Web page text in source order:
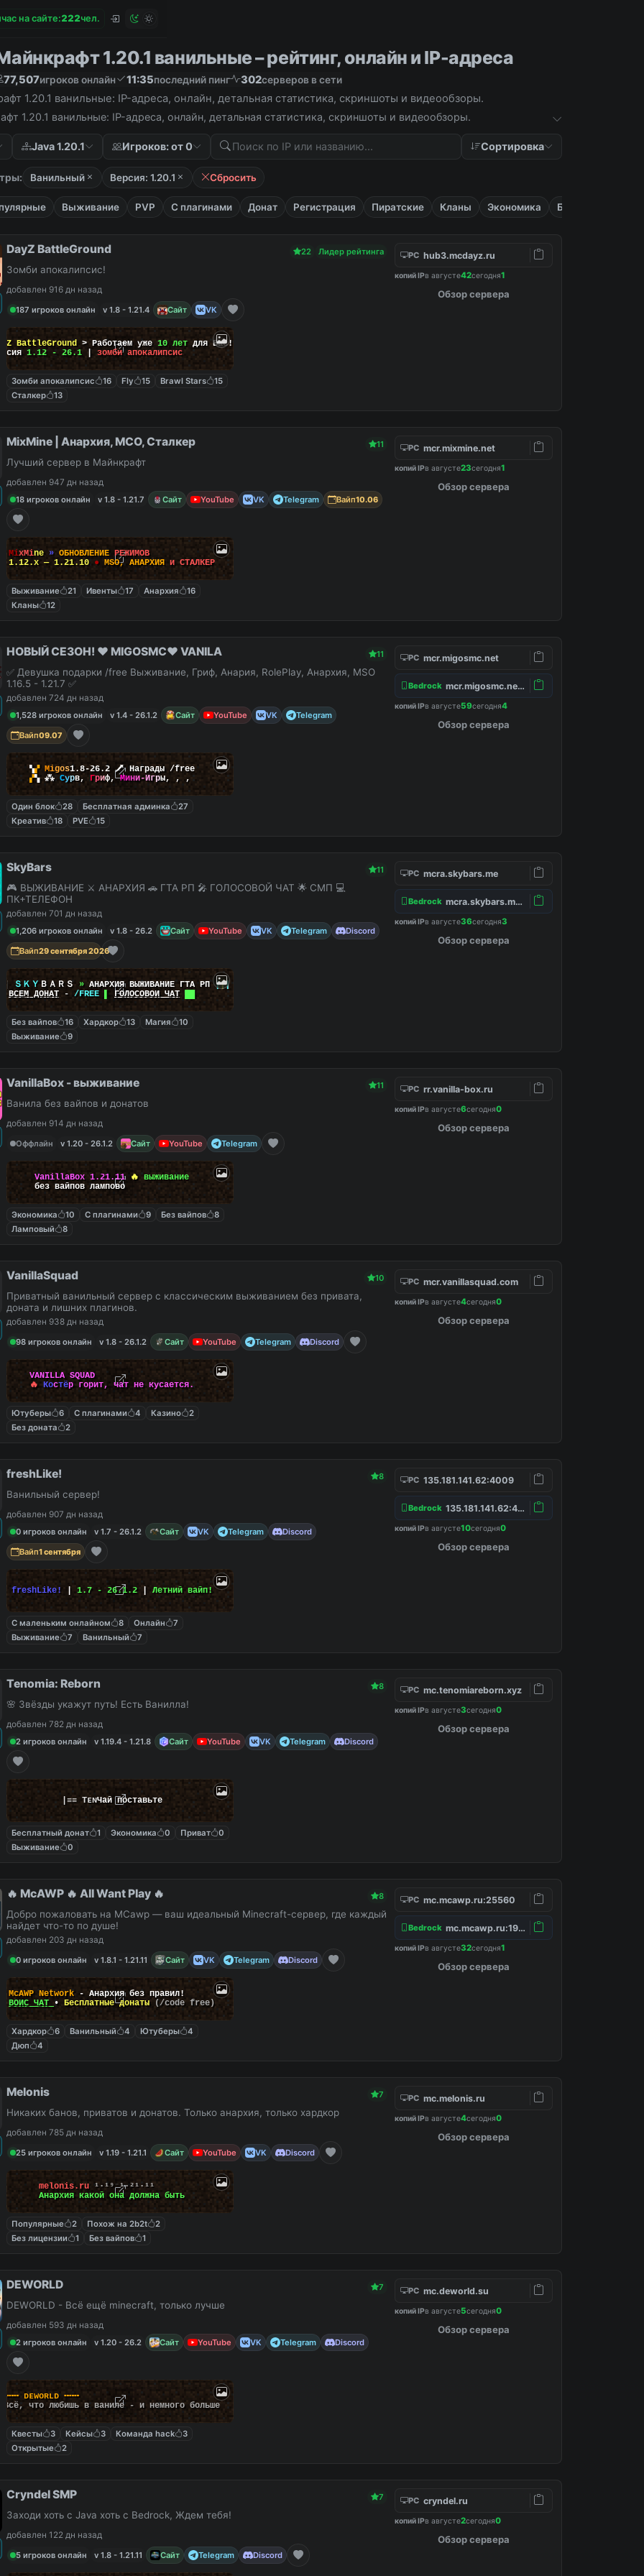
на сайте:222чел.
1.20.1 ванильные – рейтинг, онлайн и IP-адреса
77,507игроков онлайн 11:35последний пинг 302серверов в сети
1.20.1 ванильные: IP-адреса, онлайн, детальная статистика, скриншоты и видеообзоры.
1.20.1 ванильные: IP-адреса, онлайн, детальная статистика, скриншоты и видеообзоры.
Java 1.20.1 Игроков: от 0 Сортировка
Ванильный Версия: 1.20.1 Сбросить
Выживание PVP С плагинами Донат Регистрация Пиратские Кланы Экономика Бесплатные
DayZ BattleGround 22 Лидер рейтинга
Зомби апокалипсис!
добавлен 916 дн назад
187 игроков онлайн
v 1.8 - 1.21.4 Сайт VK
BattleGround > Работаем уже 10 лет для Вас!
1.12 - 26.1 зомби апокалипсис
Зомби апокалипсис 16 Fly 15 Brawl Stars
15
Сталкер
13
PC hub3.mcdayz.ru
копий IPв августе42сегодня1
Обзор сервера
MixMine | Анархия, МСО, Сталкер 11
Лучший сервер в Майнкрафт
добавлен 947 дн назад
18 игроков онлайн
v 1.8 - 1.21.7 Сайт YouTube VK Telegram Вайп10.06
MixMine » ОБНОВЛЕНИЕ РЕЖИМОВ
1.12.x — 1.21.10 ● MSO, АНАРХИЯ и СТАЛКЕР
Выживание 21 Ивенты 17 Анархия
16
Кланы
12
PC mcr.mixmine.net
копий IPв августе23сегодня1
Обзор сервера
НОВЫЙ СЕЗОН! ❤️ MIGOSMC❤️ VANILA 11
✅ Девушка подарки /free Выживание, Гриф, Анария, RolePlay, Анархия, MSO
1.16.5 - 1.21.7 ✅
добавлен 724 дн назад
1,528 игроков онлайн
v 1.4 - 26.1.2 Сайт YouTube VK
Telegram
Вайп09.07
▚▞ Migos1.8-26.2 🗡 Награды /free
▞▚ ⁂ Сурв, Гриф,Мини-Игры, , ,
Один блок 28 Бесплатная админка
27
Креатив
18 PVE 15
PC mcr.migosmc.net
Bedrock mcr.migosmc.net:19132
копий IPв августе59сегодня4
Обзор сервера
SkyBars 11
🎮 ВЫЖИВАНИЕ ⚔️ АНАРХИЯ 🚗 ГТА РП 🎤 ГОЛОСОВОЙ ЧАТ 🌟 СМП 💻
ПК+ТЕЛЕФОН
добавлен 701 дн назад
1,206 игроков онлайн
v 1.8 - 26.2 Сайт YouTube VK Telegram
Discord
Вайп29 сентября 2026
ＳＫＹ ＢＡＲＳ » АНАРХИЯ ВЫЖИВАНИЕ ГТА РП|||
ВСЕМ ДОНАТ - /FREE ГОЛОСОВОЙ ЧАТ
Без вайпов 16 Хардкор 13 Магия
10
Выживание
9
PC mcra.skybars.me
Bedrock mcra.skybars.me:19132
копий IPв августе36сегодня3
Обзор сервера
VanillaBox - выживание 11
Ванила без вайпов и донатов
добавлен 914 дн назад
Оффлайн
v 1.20 - 26.1.2 Сайт YouTube Telegram
VanillaBox1.21.11 🔥 выживание
без вайпов лампово
Экономика 10 С плагинами 9 Без вайпов
8
Ламповый
8
PC rr.vanilla-box.ru
копий IPв августе6сегодня0
Обзор сервера
VanillaSquad 10
Приватный ванильный сервер с классическим выживанием без привата,
доната и лишних плагинов.
добавлен 938 дн назад
98 игроков онлайн
v 1.8 - 26.1.2 Сайт YouTube Telegram Discord
VANILLA SQUAD
🔥 Костёр горит, чат не кусается.
Ютуберы 6 С плагинами 4 Казино
2
Без доната
2
PC mcr.vanillasquad.com
копий IPв августе4сегодня0
Обзор сервера
freshLike! 8
Ванильный сервер!
добавлен 907 дн назад
0 игроков онлайн
v 1.7 - 26.1.2 Сайт VK Telegram
Discord
Вайп1 сентября
freshLike! | 1.7 - 26.1.2 Летний вайп!
С маленьким онлайном 8 Онлайн
7
Выживание
7 Ванильный 7
PC 135.181.141.62:4009
Bedrock 135.181.141.62:4157
копий IPв августе10сегодня0
Обзор сервера
Tenomia: Reborn 8
🌸 Звёзды укажут путь! Есть Ванилла!
добавлен 782 дн назад
2 игроков онлайн
v 1.19.4 - 1.21.8 Сайт YouTube VK Telegram Discord
≡≡ TᴇɴЧай поставьте
Бесплатный донат 1 Экономика 0 Приват
0
Выживание
0
PC mc.tenomiareborn.xyz
копий IPв августе3сегодня0
Обзор сервера
🔥 McAWP 🔥 All Want Play 🔥 8
Добро пожаловать на MCawp — ваш идеальный Minecraft-сервер, где каждый
найдет что-то по душе!
добавлен 203 дн назад
0 игроков онлайн
v 1.8.1 - 1.21.11 Сайт VK Telegram Discord
McAWP Network - Анархия без правил!
ВОЙС ЧАТ
• Бесплатные донаты (/code free)
Хардкор 6 Ванильный 4 Ютуберы
4
Дюп
4
PC mc.mcawp.ru:25560
Bedrock mc.mcawp.ru:19132
копий IPв августе32сегодня1
Обзор сервера
Melonis 7
Никаких банов, приватов и донатов. Только анархия, только хардкор
добавлен 785 дн назад
25 игроков онлайн
v 1.19 - 1.21.1 Сайт YouTube VK Discord
melonis.ru ¹⋅¹⁹⁻¹⋅²¹⋅¹¹
Анархия какой она должна быть
Популярные 2 Похож на 2b2t
2
Без лицензии
1 Без вайпов 1
PC mc.melonis.ru
копий IPв августе4сегодня0
Обзор сервера
DEWORLD 7
DEWORLD - Всё ещё minecraft, только лучше
добавлен 593 дн назад
2 игроков онлайн
v 1.20 - 26.2 Сайт YouTube VK Telegram Discord
╍╍╍ ᴅᴇᴡᴏʀʟᴅ ╍╍╍
Всё, что любишь в ваниле - и немного больше
Квесты 3 Кейсы 3 Команда hack
3
Открытые
2
PC mc.deworld.su
копий IPв августе5сегодня0
Обзор сервера
Cryndel SMP 7
Заходи хоть с Java хоть с Bedrock, Ждем тебя!
добавлен 122 дн назад
5 игроков онлайн
v 1.8 - 1.21.11 Сайт Telegram Discord
PC cryndel.ru
копий IPв августе2сегодня0
Обзор сервера